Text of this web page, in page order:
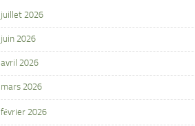
juillet 2026
juin 2026
avril 2026
mars 2026
février 2026